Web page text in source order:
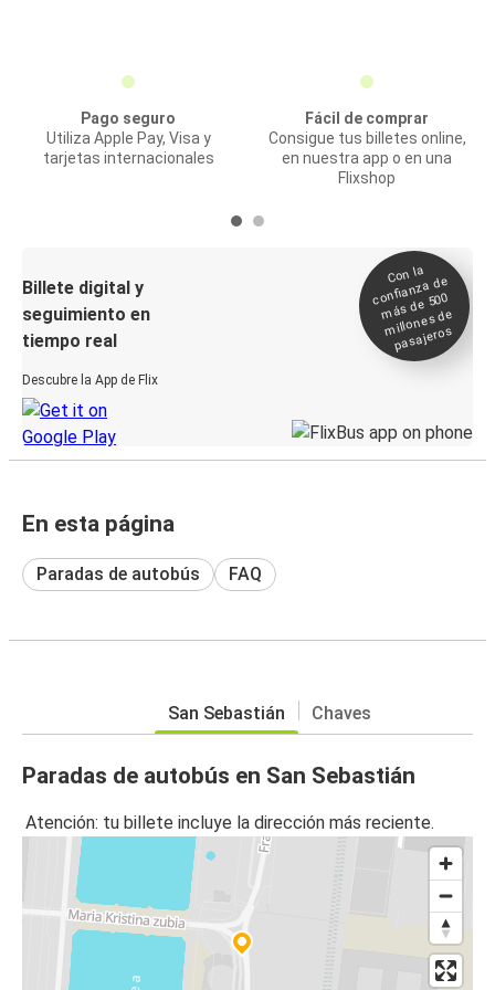
Pago seguro
Utiliza Apple Pay, Visa y
tarjetas internacionales
Fácil de comprar
Consigue tus billetes online,
en nuestra app o en una
Flixshop
Billete digital y
seguimiento en
tiempo real
Descubre la App de Flix
Con la
confianza de
más de 500
millones de
pasajeros
En esta página
Paradas de autobús FAQ
San Sebastián Chaves
Paradas de autobús en San Sebastián
Atención: tu billete incluye la dirección más reciente.